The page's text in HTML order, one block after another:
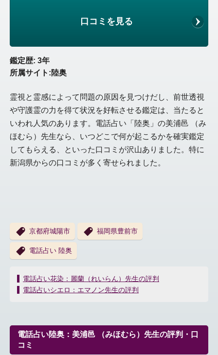
口コミを見る
鑑定歴: 3年
所属サイト:陸奥
霊視と霊感によって問題の原因を見つけだし、前世透視
や守護霊の力を得て状況を好転させる鑑定は、当たると
いわれ人気のあります。電話占い「陸奥」の美浦邑 （み
ほむら）先生なら、いつどこで何が起こるかを確実鑑定
してもらえる、といった口コミが沢山ありました。特に
新潟県からの口コミが多く寄せられました。
京都府城陽市 福岡県豊前市
電話占い 陸奥
投
稿
ー
シ
電話占い花染：麗蘭（れいらん）先生の評判
電話占いシエロ：エマノン先生の評判
電話占い陸奥：美浦邑 （みほむら）先生の評判・口
コミ